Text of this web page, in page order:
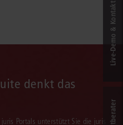
denkt das
Portals unterstützt Sie die juris
Live‑Demo & Kontakt